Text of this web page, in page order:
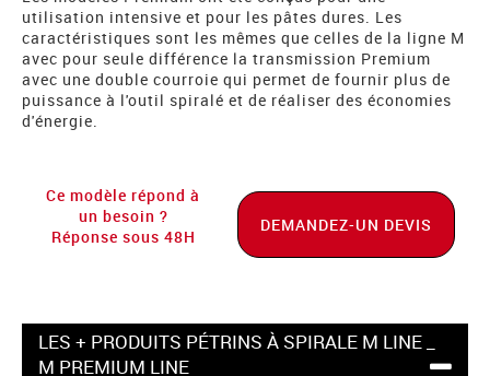
utilisation intensive et pour les pâtes dures. Les
caractéristiques sont les mêmes que celles de la ligne M
avec pour seule différence la transmission Premium
avec une double courroie qui permet de fournir plus de
puissance à l'outil spiralé et de réaliser des économies
d'énergie.
Ce modèle répond à
un besoin ?
Réponse sous 48H
DEMANDEZ-UN DEVIS
LES + PRODUITS PÉTRINS À SPIRALE M LINE _
M PREMIUM LINE